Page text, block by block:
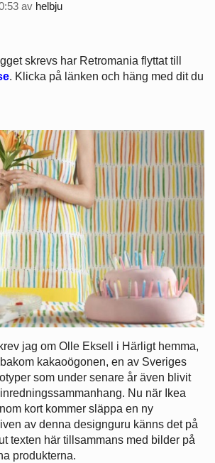
av helbju
skrevs har Retromania flyttat till
. Klicka på länken och häng med dit du
jag om Olle Eksell i Härligt hemma,
kakaoögonen, en av Sveriges
som under senare år även blivit
Nu när Ikea
kort kommer släppa en ny
av denna designguru känns det på
texten här tillsammans med bilder på
produkterna.